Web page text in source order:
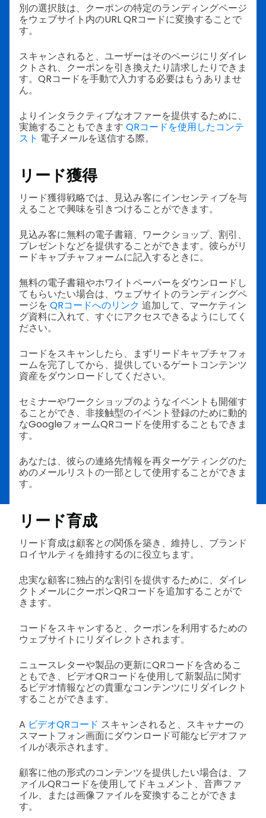
別の選択肢は、クーポンの特定のランディングページ
をウェブサイト内のURL QRコードに変換することで
す。
スキャンされると、ユーザーはそのページにリダイレ
クトされ、クーポンを引き換えたり請求したりできま
す。QRコードを手動で入力する必要はもうありませ
ん。
よりインタラクティブなオファーを提供するために、
実施することもできます QRコードを使用したコンテ
スト 電子メールを送信する際。
リード獲得
リード獲得戦略では、見込み客にインセンティブを与
えることで興味を引きつけることができます。
見込み客に無料の電子書籍、ワークショップ、割引、
プレゼントなどを提供することができます。彼らがリ
ードキャプチャフォームに記入するときに。
無料の電子書籍やホワイトペーパーをダウンロードし
てもらいたい場合は、ウェブサイトのランディングペ
ージを QRコードへのリンク 追加して、マーケティン
グ資料に入れて、すぐにアクセスできるようにしてく
ださい。
コードをスキャンしたら、まずリードキャプチャフォ
ームを完了してから、提供しているゲートコンテンツ
資産をダウンロードしてください。
セミナーやワークショップのようなイベントも開催す
ることができ、非接触型のイベント登録のために動的
なGoogleフォームQRコードを使用することもできま
す。
あなたは、彼らの連絡先情報を再ターゲティングのた
めのメールリストの一部として使用することができま
す。
リード育成
リード育成は顧客との関係を築き、維持し、ブランド
ロイヤルティを維持するのに役立ちます。
忠実な顧客に独占的な割引を提供するために、ダイレ
クトメールにクーポンQRコードを追加することがで
きます。
コードをスキャンすると、クーポンを利用するための
ウェブサイトにリダイレクトされます。
ニュースレターや製品の更新にQRコードを含めるこ
ともでき、ビデオQRコードを使用して新製品に関す
るビデオ情報などの貴重なコンテンツにリダイレクト
することができます。
A ビデオQRコード スキャンされると、スキャナーの
スマートフォン画面にダウンロード可能なビデオファ
イルが表示されます。
顧客に他の形式のコンテンツを提供したい場合は、フ
ァイルQRコードを使用してドキュメント、音声ファ
イル、または画像ファイルを変換することができま
す。